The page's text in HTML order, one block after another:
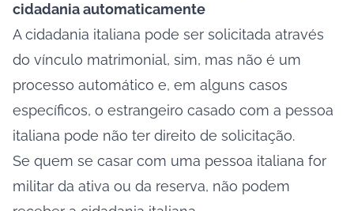
cidadania automaticamente
A cidadania italiana pode ser solicitada através
do vínculo matrimonial, sim, mas não é um
processo automático e, em alguns casos
específicos, o estrangeiro casado com a pessoa
italiana pode não ter direito de solicitação.
Se quem se casar com uma pessoa italiana for
militar da ativa ou da reserva, não podem